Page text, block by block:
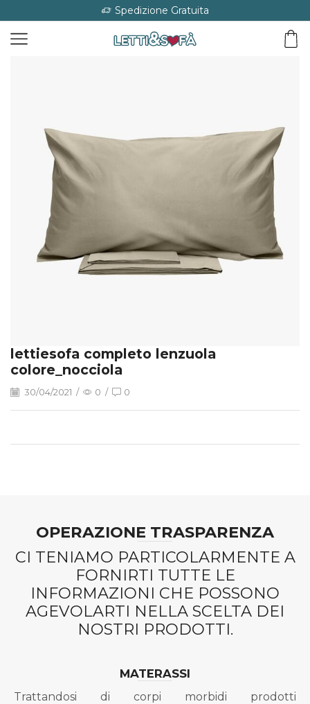
Spedizione Gratuita
lettiesofa completo lenzuola
colore_nocciola
30/04/2021 / 0 / 0
OPERAZIONE TRASPARENZA
CI TENIAMO PARTICOLARMENTE A
FORNIRTI TUTTE LE
INFORMAZIONI CHE POSSONO
AGEVOLARTI NELLA SCELTA DEI
NOSTRI PRODOTTI.
MATERASSI
Trattandosi di corpi morbidi prodotti